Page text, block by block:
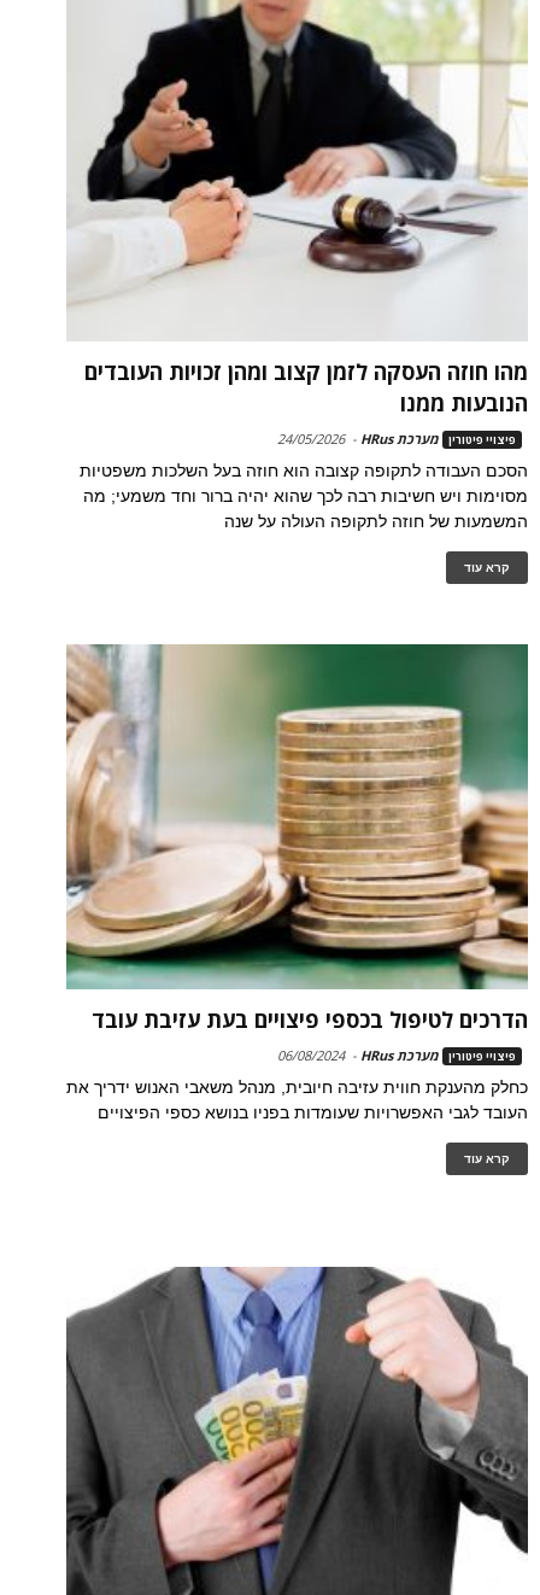
מהו חוזה העסקה לזמן קצוב ומהן זכויות העובדים
הנובעות ממנו
פיצויי פיטורין מערכת HRus -
24/05/2026
הסכם העבודה לתקופה קצובה הוא חוזה בעל השלכות משפטיות
מסוימות ויש חשיבות רבה לכך שהוא יהיה ברור וחד משמעי; מה
המשמעות של חוזה לתקופה העולה על שנה
קרא עוד
הדרכים לטיפול בכספי פיצויים בעת עזיבת עובד
פיצויי פיטורין מערכת HRus -
06/08/2024
כחלק מהענקת חווית עזיבה חיובית, מנהל משאבי האנוש ידריך את
העובד לגבי האפשרויות שעומדות בפניו בנושא כספי הפיצויים
קרא עוד